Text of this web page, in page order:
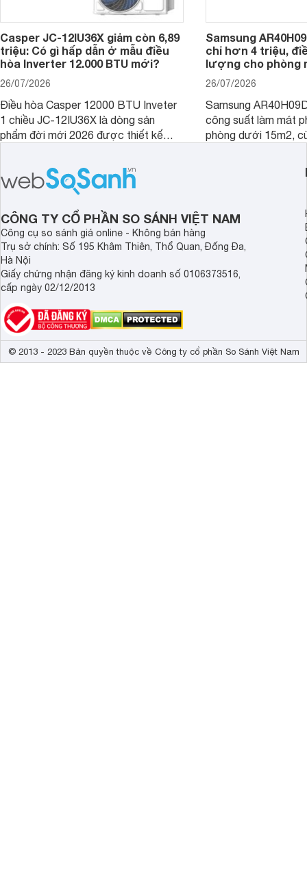
Casper JC-12IU36X giảm còn 6,89
triệu: Có gì hấp dẫn ở mẫu điều
hòa Inverter 12.000 BTU mới?
26/07/2026
Điều hòa Casper 12000 BTU Inveter
1 chiều JC-12IU36X là dòng sản
phẩm đời mới 2026 được thiết kế
sở hữu khả năng làm mát tốt mà còn
có giá bán rất hợp lý.
Samsung
chỉ hơn 4 triệu,
lượng cho phòng
26/07/2026
Samsung
công suất làm mát
phòng dưới 15m2,
phòng ngủ, phòng
CÔNG TY CỔ PHẦN SO SÁNH VIỆT NAM
Công cụ so sánh giá online - Không bán hàng
Trụ sở chính: Số 195 Khâm Thiên, Thổ Quan, Đống Đa,
Hà Nội
Giấy chứng nhận đăng ký kinh doanh số 0106373516,
cấp ngày 02/12/2013
© 2013 - 2023 Bản quyền thuộc về Công ty cổ phần So Sánh Việt Nam